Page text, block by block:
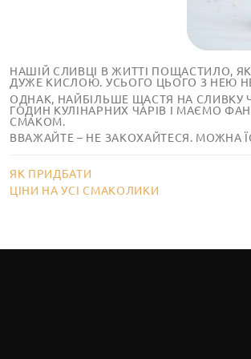
НАШІЙ СЛИВЦІ В ЖИТТІ ПОЩАСТИЛО,
ДУЖЕ КИСЛОЮ. УСЬОГО ЦЬОГО З НЕЮ
ОДНАК, НАЙБІЛЬШЕ ЩАСТЯ НА СЛИВКУ
ГОДИН КУЛІНАРНИХ ЧАРІВ І МАЄМО
СМАКОМ.
ВВАЖАЙТЕ – НЕ ЗАКОХАЙТЕСЯ. МОЖНА
ЯК ПРИДБАТИ
ЦІНИ НА УСІ СМАКОЛИКИ